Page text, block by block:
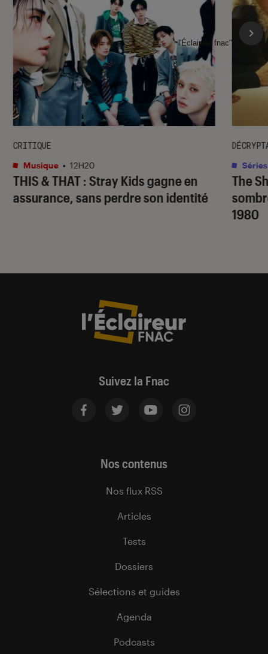
THIS & THAT: Stray Kids gagne en
assurance, sans perdre son identité
CRITIQUE
Musique • 12H20
The
1980
Séries
l'Éclaireur fnac">
Suivez la Fnac
Nos contenus
Nos flux RSS
Articles
Tests
Dossiers
Sélections et guides
Agenda
Podcasts